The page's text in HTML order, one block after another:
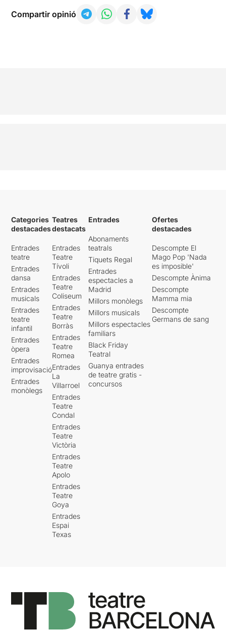
Compartir opinió
Categories
destacades
Entrades
teatre
Entrades
dansa
Entrades
musicals
Entrades
teatre
infantil
Entrades
òpera
Entrades
improvisació
Entrades
monòlegs
Teatres
destacats
Entrades
Teatre
Tívoli
Entrades
Teatre
Coliseum
Entrades
Teatre
Borràs
Entrades
Teatre
Romea
Entrades
La
Villarroel
Entrades
Teatre
Condal
Entrades
Teatre
Victòria
Entrades
Teatre
Apolo
Entrades
Teatre
Goya
Entrades
Espai
Texas
Entrades
Abonaments
teatrals
Tiquets Regal
Entrades
espectacles a
Madrid
Millors monòlegs
Millors musicals
Millors espectacles
familiars
Black Friday
Teatral
Guanya entrades
de teatre gratis -
concursos
Ofertes
destacades
Descompte El
Mago Pop 'Nada
es imposible'
Descompte Ànima
Descompte
Mamma mia
Descompte
Germans de sang